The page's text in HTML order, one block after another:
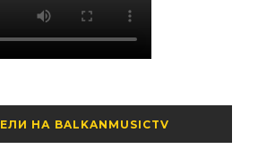
НА BALKANMUSICTV